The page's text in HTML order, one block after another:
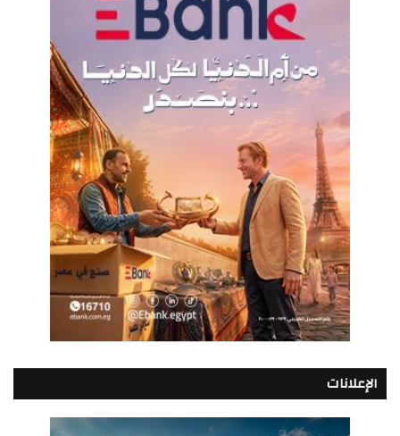
الإعلانات